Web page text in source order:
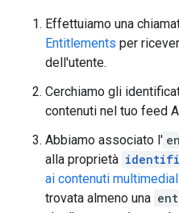
Effettuiamo una
Entitlements per
dell'utente.
Cerchiamo gli
contenuti nel tuo feed
Abbiamo associato l'
alla proprietà
ai contenuti
trovata almeno una